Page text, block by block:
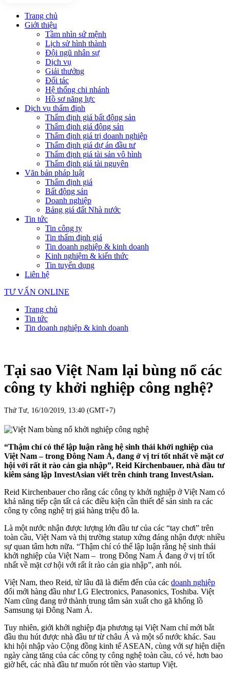
Trang chủ
Giới thiệu
Tầm nhìn sứ mệnh
Lịch sử hình thành
Đội ngũ nhân sự
Dịch vụ
Giải thưởng
Đối tác
Hệ thống chi nhánh
Hồ sơ năng lực
Dịch vụ thẩm định
Thẩm định giá bất động sản
Thẩm định giá động sản
Thẩm định giá trị doanh nghiệp
Thẩm định giá dự án đầu tư
Thẩm định giá tài sản vô hình
Thẩm định giá tài nguyên
Văn bản pháp luật
Thẩm định giá
Bất động sản
Doanh nghiệp
Bảng giá đất Nhà nước
Tin tức
Tin công ty
Tin thẩm định giá
Tin doanh nghiệp & kinh doanh
Kinh nghiệm & kiến thức
Tin tuyển dụng
Liên hệ
TƯ VẤN ONLINE
Trang chủ
Tin tức
Tin doanh nghiệp & kinh doanh
Tại sao Việt Nam lại bùng nổ các
công ty khởi nghiệp công nghệ?
Thứ Tư, 16/10/2019, 13:40 (GMT+7)
“Thậm chí có thể lập luận rằng hệ sinh thái khởi nghiệp của
Việt Nam – trong Đông Nam Á, đang ở vị trí tốt nhất về mặt cơ
hội với rất ít rào cản gia nhập”, Reid Kirchenbauer, nhà đầu tư
kiêm sáng lập InvestAsian viết trên chính trang InvestAsian.
Reid Kirchenbauer cho rằng các công ty khởi nghiệp ở Việt Nam có
khả năng tiếp cận tất cả các điều kiện cần thiết để sản sinh ra các
công ty công nghệ trị giá hàng triệu đô la.
Là một nước nhận được lượng lớn đầu tư của các “tay chơi” trên
toàn cầu, Việt Nam và thị trường statup xứng đáng nhận được nhiều
sự quan tâm hơn nữa. “Thậm chí có thể lập luận rằng hệ sinh thái
khởi nghiệp của Việt Nam – trong Đông Nam Á đang ở vị trí tốt
nhất về mặt cơ hội với rất ít rào cản gia nhập”, anh nói.
Việt Nam, theo Reid, từ lâu đã là điểm đến của các doanh nghiệp
đổi mới hàng đầu như LG Electronics, Panasonics, Toshiba. Việt
Nam cũng đang trở thành trung tâm sản xuất cho gã khổng lồ
Samsung tại Đông Nam Á.
Tuy nhiên, giới khởi nghiệp địa phương tại Việt Nam chỉ mới bắt
đầu thu hút được nhà đầu tư từ châu Á và một số nước khác. Sau
khi hội nhập vào Cộng đồng kinh tế ASEAN, cùng với sự hiện diện
ngày càng tăng của các công ty công nghệ toàn cầu, có vẻ, hơn bao
giờ hết, các nhà đầu tư muốn rót tiền vào startup Việt.